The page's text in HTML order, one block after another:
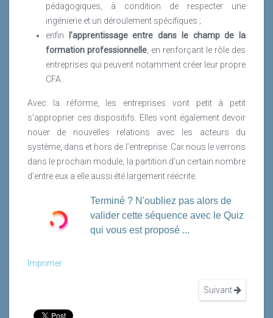
pédagogiques, à condition de respecter une
ingénierie et un déroulement spécifiques ;
enfin l’apprentissage entre dans le champ de la
formation professionnelle , en renforçant le rôle des
entreprises qui peuvent notamment créer leur propre
CFA.
Avec la réforme, les entreprises vont petit à petit
s’approprier ces dispositifs. Elles vont également devoir
nouer de nouvelles relations avec les acteurs du
système, dans et hors de l’entreprise. Car nous le verrons
dans le prochain module, la partition d’un certain nombre
d’entre eux a elle aussi été largement réécrite.
Terminé ? N'oubliez pas alors de
valider cette séquence avec le Quiz
qui vous est proposé ...
Imprimer
Suivant